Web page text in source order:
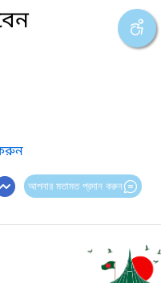
আপনার মতামত প্রদান করুন